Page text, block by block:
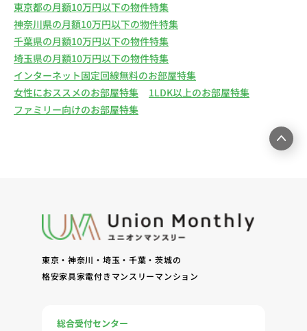
東京都の月額10万円以下の物件特集
神奈川県の月額10万円以下の物件特集
千葉県の月額10万円以下の物件特集
埼玉県の月額10万円以下の物件特集
インターネット固定回線無料のお部屋特集
女性におススメのお部屋特集
1LDK以上のお部屋特集
ファミリー向けのお部屋特集
東京・神奈川・埼玉・千葉・茨城の
格安家具家電付きマンスリーマンション
総合受付センター